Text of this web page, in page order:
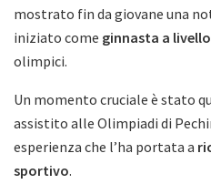
mostrato fin da giovane una
iniziato come ginnasta a
olimpici.
Un momento cruciale è stato
assistito alle Olimpiadi di
esperienza che l’ha portata a
sportivo.